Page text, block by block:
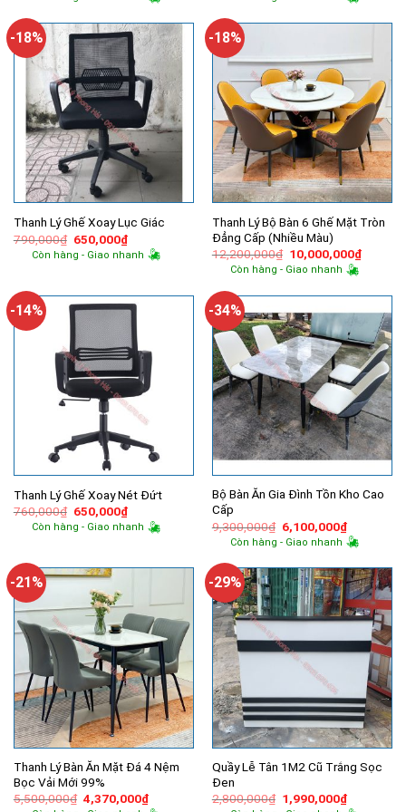
tại
5,900,000₫.
là:
500,000₫.
-18%
Thanh Lý Ghế Xoay Lục Giác
790,000₫ Giá
gốc
là:
650,000₫Giá
hiện
tại
Còn hàng - Giao nhanh
-18%
Thanh Lý Bộ Bàn 6 Ghế Mặt Tròn
Đẳng Cấp (Nhiều Màu)
12,200,000₫ Giá
gốc
là:
10,000,000₫Giá
hiện
Còn hàng - Giao nhanh
-14%
Thanh Lý Ghế Xoay Nét Đứt
760,000₫ Giá
gốc
là:
650,000₫Giá
hiện
tại
Còn hàng - Giao nhanh
-34%
Bộ Bàn Ăn Gia Đình Tồn Kho Cao
Cấp
9,300,000₫ Giá
gốc
là:
6,100,000₫Giá
hiện
tại
Còn hàng - Giao nhanh
-21%
Thanh Lý Bàn Ăn Mặt Đá 4 Nệm
Bọc Vải Mới 99%
5,500,000₫ Giá
4,370,000₫Giá
-29%
Quầy Lễ Tân 1M2 Cũ Trắng Sọc
Đen
2,800,000₫ Giá
1,990,000₫Giá